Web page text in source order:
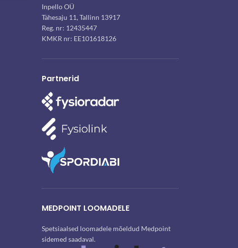
Inpello OÜ
Tähesaju 11, Tallinn 13917
Reg. nr: 12435447
KMKR nr: EE101618126
Partnerid
MEDPOINT LOOMADELE
Spetsiaalsed loomadele mõeldud Medpoint
sidemed saadaval.